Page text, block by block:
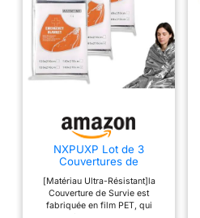
NXPUXP Lot de 3
Couvertures de
Survie,Couvertures
Thermiques d'urgence
Indéchirable &
Imperméable,Couverture
[Matériau Ultra-Résistant]la
Couverture de Survie est
fabriquée en film PET, qui